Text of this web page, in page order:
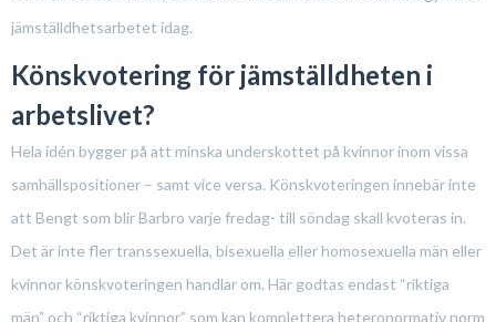
jämställdhetsarbetet idag.
Könskvotering för jämställdheten i
arbetslivet?
Hela idén bygger på att minska underskottet på kvinnor inom vissa
samhällspositioner – samt vice versa. Könskvoteringen innebär inte
att Bengt som blir Barbro varje fredag- till söndag skall kvoteras in.
Det är inte fler transsexuella, bisexuella eller homosexuella män eller
kvinnor könskvoteringen handlar om. Här godtas endast “riktiga
män” och “riktiga kvinnor” som kan komplettera heteronormativ norm